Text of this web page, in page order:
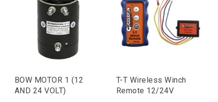
BOW MOTOR 1 (12
AND 24 VOLT)
T-T Wireless Winch
Remote 12/24V